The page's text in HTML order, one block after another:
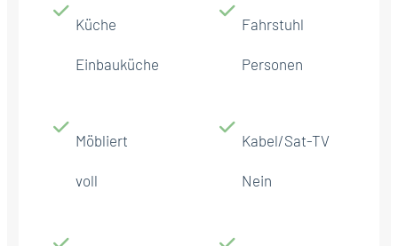
Küche
Einbauküche
Fahrstuhl
Personen
Möbliert
voll
Kabel/Sat-TV
Nein